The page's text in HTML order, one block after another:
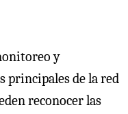
y
principales de la red
reconocer las